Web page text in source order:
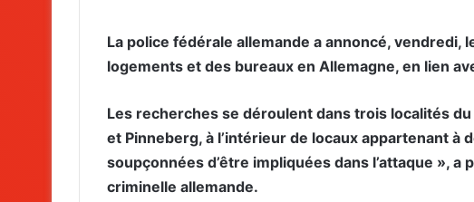
La police fédérale allemande a annoncé, vendredi,
logements et des bureaux en Allemagne, en lien
Les recherches se déroulent dans trois localités
et Pinneberg, à l’intérieur de locaux appartenant à
soupçonnées d’être impliquées dans l’attaque », a
criminelle allemande.